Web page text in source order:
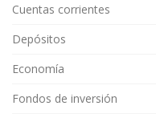
Cuentas corrientes
Depósitos
Economía
Fondos de inversión